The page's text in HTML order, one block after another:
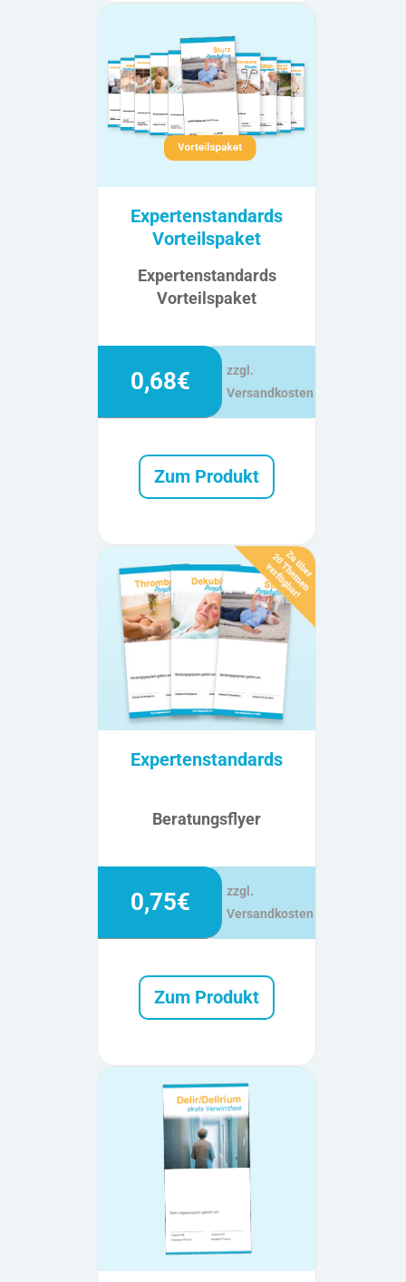
Expertenstandards
Vorteilspaket
Expertenstandards
Vorteilspaket
0,68€
zzgl.
Versandkosten
Zum Produkt
Expertenstandards
Beratungsflyer
0,75€
zzgl.
Versandkosten
Zum Produkt